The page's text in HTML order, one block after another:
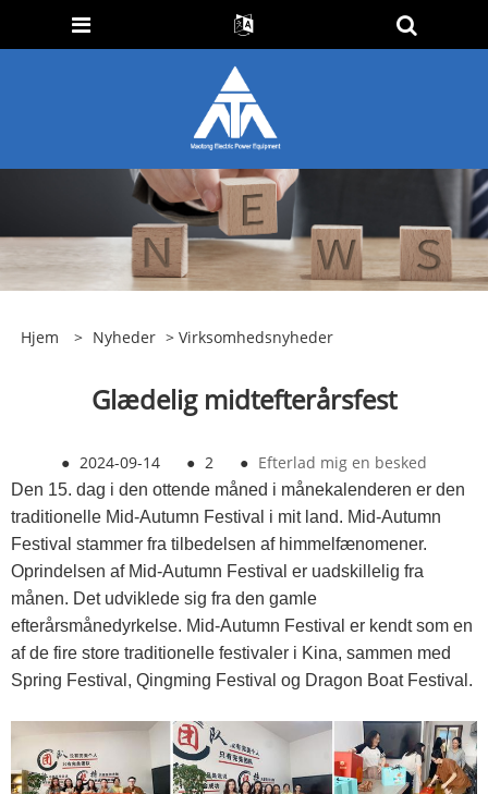
Hjem > Nyheder > Virksomhedsnyheder
Glædelig midtefterårsfest
● 2024-09-14 ● 2 ● Efterlad mig en besked
Den 15. dag i den ottende måned i månekalenderen er den
traditionelle Mid-Autumn Festival i mit land. Mid-Autumn
Festival stammer fra tilbedelsen af ​​himmelfænomener.
Oprindelsen af ​​Mid-Autumn Festival er uadskillelig fra
månen. Det udviklede sig fra den gamle
efterårsmånedyrkelse. Mid-Autumn Festival er kendt som en
af ​​de fire store traditionelle festivaler i Kina, sammen med
Spring Festival, Qingming Festival og Dragon Boat Festival.